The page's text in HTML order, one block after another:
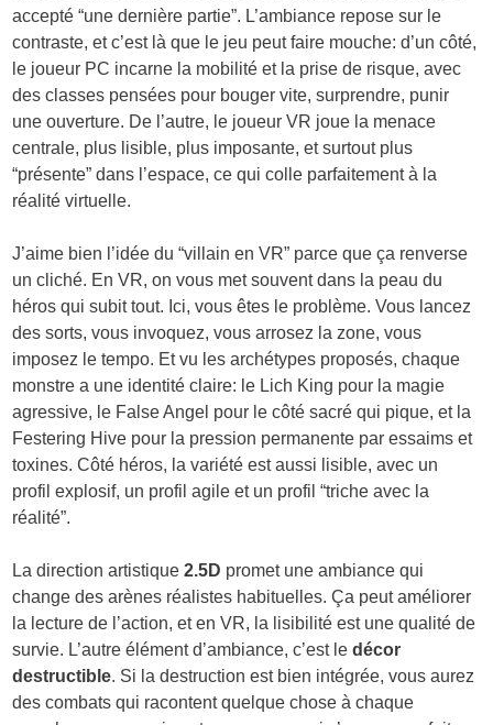
accepté “une dernière partie”. L’ambiance repose sur le
contraste, et c’est là que le jeu peut faire mouche: d’un côté,
le joueur PC incarne la mobilité et la prise de risque, avec
des classes pensées pour bouger vite, surprendre, punir
une ouverture. De l’autre, le joueur VR joue la menace
centrale, plus lisible, plus imposante, et surtout plus
“présente” dans l’espace, ce qui colle parfaitement à la
réalité virtuelle.
J’aime bien l’idée du “villain en VR” parce que ça renverse
un cliché. En VR, on vous met souvent dans la peau du
héros qui subit tout. Ici, vous êtes le problème. Vous lancez
des sorts, vous invoquez, vous arrosez la zone, vous
imposez le tempo. Et vu les archétypes proposés, chaque
monstre a une identité claire: le Lich King pour la magie
agressive, le False Angel pour le côté sacré qui pique, et la
Festering Hive pour la pression permanente par essaims et
toxines. Côté héros, la variété est aussi lisible, avec un
profil explosif, un profil agile et un profil “triche avec la
réalité”.
La direction artistique2.5D promet une ambiance qui
change des arènes réalistes habituelles. Ça peut améliorer
la lecture de l’action, et en VR, la lisibilité est une qualité de
survie. L’autre élément d’ambiance, c’est ledécor
destructible. Si la destruction est bien intégrée, vous aurez
des combats qui racontent quelque chose à chaque